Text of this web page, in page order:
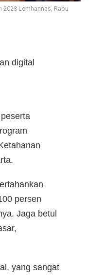
2023 Lemhannas, Rabu
digital
persen
Jaga betul
yang sangat